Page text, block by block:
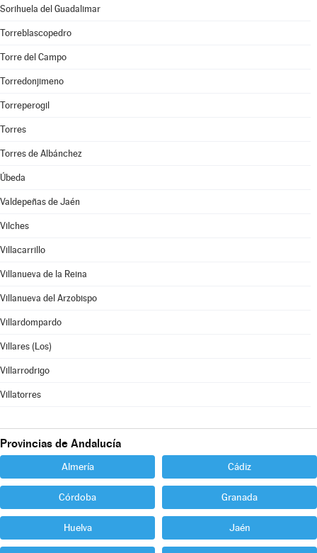
Sorihuela del Guadalimar
Torreblascopedro
Torre del Campo
Torredonjimeno
Torreperogil
Torres
Torres de Albánchez
Úbeda
Valdepeñas de Jaén
Vilches
Villacarrillo
Villanueva de la Reina
Villanueva del Arzobispo
Villardompardo
Villares (Los)
Villarrodrigo
Villatorres
Provincias de Andalucía
Almería Cádiz
Córdoba Granada
Huelva Jaén